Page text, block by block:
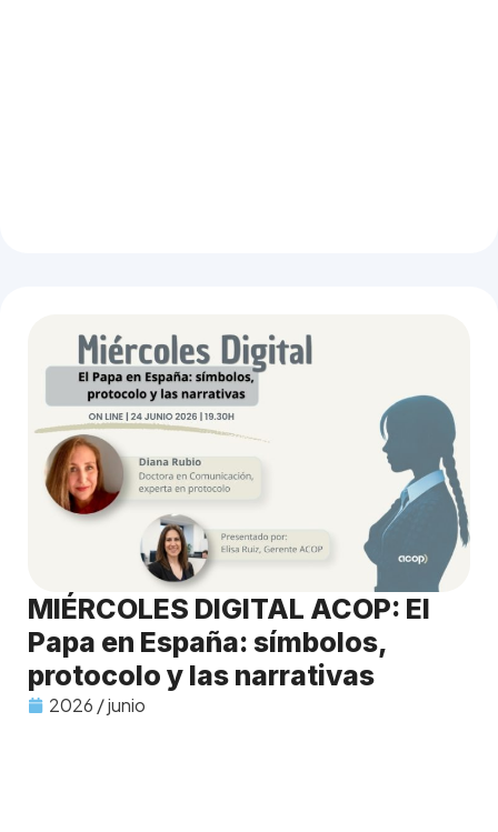
MIÉRCOLES DIGITAL ACOP: El
Papa en España: símbolos,
protocolo y las narrativas
2026 / junio